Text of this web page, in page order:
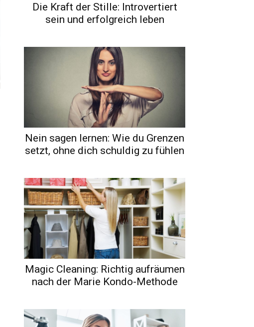
Die Kraft der Stille: Introvertiert
sein und erfolgreich leben
Nein sagen lernen: Wie du Grenzen
setzt, ohne dich schuldig zu fühlen
Magic Cleaning: Richtig aufräumen
nach der Marie Kondo-Methode